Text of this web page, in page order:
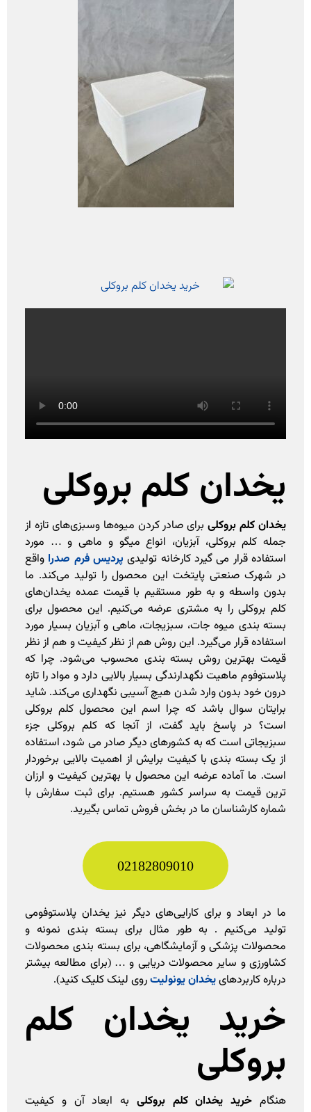
یخدان کلم بروکلی
یخدان کلم بروکلیبرای صادر کردن میوه‌ها وسبزی‌های تازه از
جمله کلم بروکلی، آبزیان، انواع میگو و ماهی و … مورد
استفاده قرار می گیرد کارخانه تولیدی پردیس فرم صدرا واقع
در شهرک صنعتی پایتخت این محصول را تولید می‌کند. ما
بدون واسطه و به طور مستقیم با قیمت عمده یخدان‌های
کلم بروکلی را به مشتری عرضه می‌کنیم. این محصول برای
بسته بندی میوه جات، سبزیجات، ماهی و آبزیان بسیار مورد
استفاده قرار می‌گیرد. این روش هم از نظر کیفیت و هم از نظر
قیمت بهترین روش بسته بندی محسوب می‌شود. چرا که
پلاستوفوم ماهیت نگهدارندگی بسیار بالایی دارد و مواد را تازه
درون خود بدون وارد شدن هیچ آسیبی نگهداری می‌کند. شاید
برایتان سوال باشد که چرا اسم این محصول کلم بروکلی
است؟ در پاسخ باید گفت، از آنجا که کلم بروکلی جزء
سبزیجاتی است که به کشورهای دیگر صادر می شود، استفاده
از یک بسته بندی با کیفیت برایش از اهمیت بالایی برخوردار
است. ما آماده عرضه این محصول با بهترین کیفیت و ارزان
ترین قیمت به سراسر کشور هستیم. برای ثبت سفارش با
شماره کارشناسان ما در بخش فروش تماس بگیرید.
02182809010
ما در ابعاد و برای کارایی‌های دیگر نیز یخدان پلاستوفومی
تولید می‌کنیم . به طور مثال برای بسته بندی نمونه و
محصولات پزشکی و آزمایشگاهی، برای بسته بندی محصولات
کشاورزی و سایر محصولات دریایی و … (برای مطالعه بیشتر
درباره کاربردهای یخدان یونولیت روی لینک کلیک کنید).
خرید یخدان کلم
بروکلی
هنگام خرید یخدان کلم بروکلی به ابعاد آن و کیفیت